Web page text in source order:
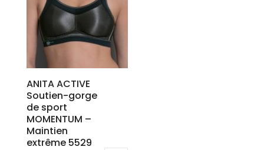
ANITA ACTIVE
Soutien-gorge
de sport
MOMENTUM –
Maintien
extrême 5529